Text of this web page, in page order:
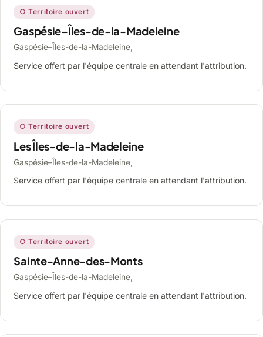
○ Territoire ouvert
Gaspésie–Îles-de-la-Madeleine
Gaspésie–Îles-de-la-Madeleine,
Service offert par l'équipe centrale en attendant l'attribution.
○ Territoire ouvert
Les Îles-de-la-Madeleine
Gaspésie–Îles-de-la-Madeleine,
Service offert par l'équipe centrale en attendant l'attribution.
○ Territoire ouvert
Sainte-Anne-des-Monts
Gaspésie–Îles-de-la-Madeleine,
Service offert par l'équipe centrale en attendant l'attribution.